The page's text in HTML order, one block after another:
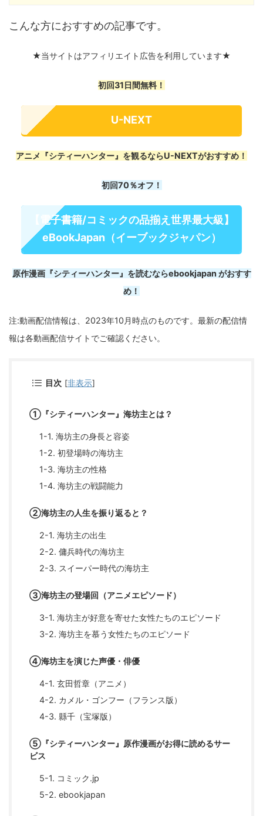
こんな方におすすめの記事です。
★当サイトはアフィリエイト広告を利用しています★
初回31日間無料！
U-NEXT
アニメ『シティーハンター』を観るならU-NEXTがおすすめ！
初回70％オフ！
【電子書籍/コミックの品揃え世界最大級】
eBookJapan（イーブックジャパン）
原作漫画『シティーハンター』を読むならebookjapan がおすす
め！
注:動画配信情報は、2023年10月時点のものです。最新の配信情
報は各動画配信サイトでご確認ください。
目次 [非表示]
①『シティーハンター』海坊主とは？
1-1. 海坊主の身長と容姿
1-2. 初登場時の海坊主
1-3. 海坊主の性格
1-4. 海坊主の戦闘能力
②海坊主の人生を振り返ると？
2-1. 海坊主の出生
2-2. 傭兵時代の海坊主
2-3. スイーパー時代の海坊主
③海坊主の登場回（アニメエピソード）
3-1. 海坊主が好意を寄せた女性たちのエピソード
3-2. 海坊主を慕う女性たちのエピソード
④海坊主を演じた声優・俳優
4-1. 玄田哲章（アニメ）
4-2. カメル・ゴンフー（フランス版）
4-3. 縣千（宝塚版）
⑤『シティーハンター』原作漫画がお得に読めるサー
ビス
5-1. コミック.jp
5-2. ebookjapan